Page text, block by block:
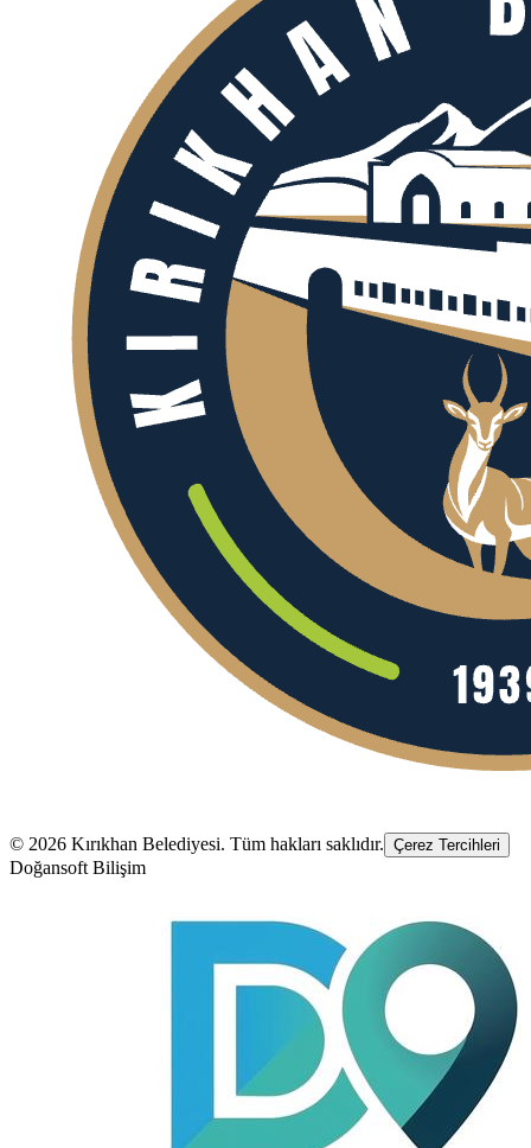
© 2026 Kırıkhan Belediyesi. Tüm hakları saklıdır. Çerez Tercihleri
Doğansoft Bilişim